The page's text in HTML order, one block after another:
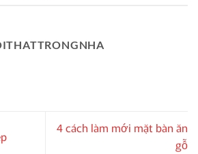
4 cách làm mới mặt bàn ăn
gỗ